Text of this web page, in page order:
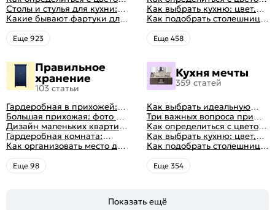
посуда, комфорт
кухни: светлые, темные,
яркие
Столы и стулья для кухни:
советы по выбору
Какие бывают фартуки для
кухни: как правильно
выбрать
Eще 923
посуда, комфорт
кухни: светлые, темные,
яркие
Как выбрать кухню: цвет,
планировка, аксессуары
Как подобрать столешницу
для кухни по цвету
Eще 458
Правильное
хранение
103 статьи
Гардеробная в прихожей:
виды, фото в интерьере,
идеи дизайна
Большая прихожая: фото с
функциональным
распределением дизайна
Дизайн маленьких квартир:
10 идей для дизайна
интерьера с фото
Гардеробная комната:
дизайн, планировка, советы
по обустройству,
распространенные ошибки
Как организовать место для
хранения на балконе
Eще 98
Кухня мечты
359 статей
Как выбрать идеальную
планировку для кухни
Три важных вопроса при
выборе кухни: готовка,
посуда, комфорт
Как определиться с цветом
кухни: светлые, темные,
яркие
Как выбрать кухню: цвет,
планировка, аксессуары
Как подобрать столешницу
для кухни по цвету
Eще 354
Показать ещё